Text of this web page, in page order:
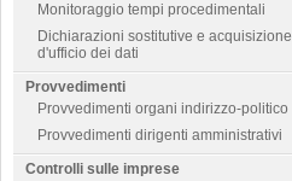
Monitoraggio tempi procedimentali
Dichiarazioni sostitutive e acquisizione
d'ufficio dei dati
Provvedimenti
Provvedimenti organi indirizzo-politico
Provvedimenti dirigenti amministrativi
Controlli sulle imprese